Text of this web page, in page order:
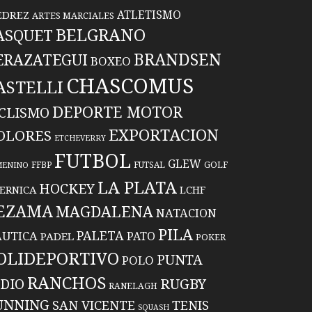
ARTES MARCIALES ATLETISMO
BELGRANO
BOXEO BRANDSEN
CHASCOMUS
DEPORTE MOTOR
ETCHEVERRY EXPORTACION
FFBP FUTBOL FUTSAL GLEW GOLF
HOCKEYLA PLATA LCHF
MAGDALENANATACION
PADEL PALETAPATO PILA POKER
POLO PUNTA
RANCHOS RANELAGH RUGBY
SAN VICENTE SQUASH TENIS